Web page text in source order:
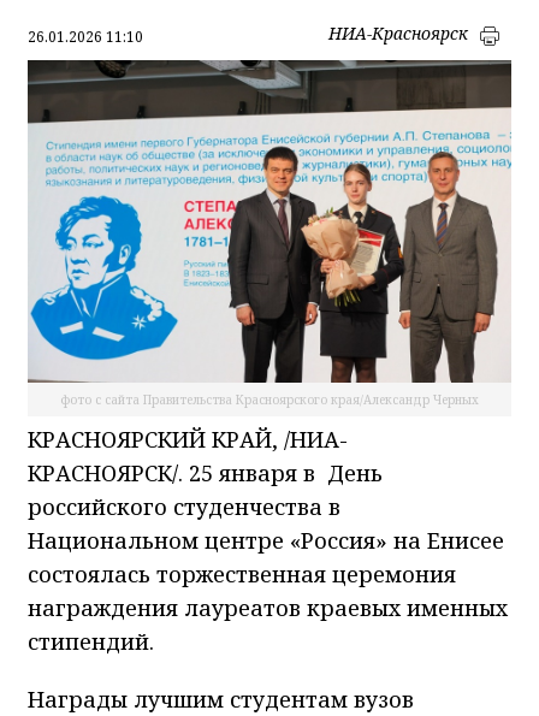
26.01.2026 11:10 НИА-Красноярск
фото с сайта Правительства Красноярского края/Александр Черных
КРАСНОЯРСКИЙ КРАЙ, /НИА-
КРАСНОЯРСК/. 25 января в День
российского студенчества в
Национальном центре «Россия» на Енисее
состоялась торжественная церемония
награждения лауреатов краевых именных
стипендий.
Награды лучшим студентам вузов